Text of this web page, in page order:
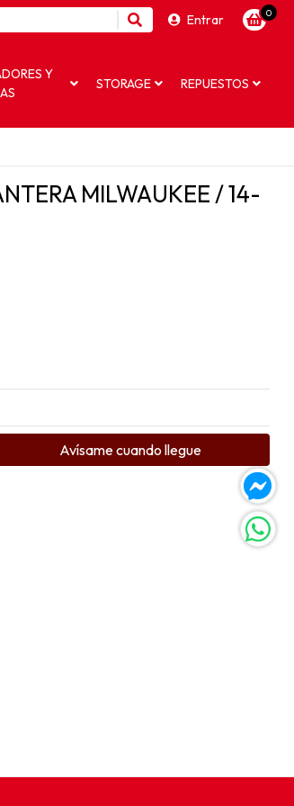
Entrar 0
Y
STORAGE REPUESTOS
MILWAUKEE / 14-
Avísame cuando llegue